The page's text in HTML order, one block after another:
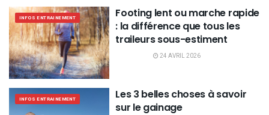
INFOS ENTRAINEMENT
Footing lent ou marche rapide
: la différence que tous les
traileurs sous-estiment
24 AVRIL 2026
INFOS ENTRAINEMENT
Les 3 belles choses à savoir
sur le gainage